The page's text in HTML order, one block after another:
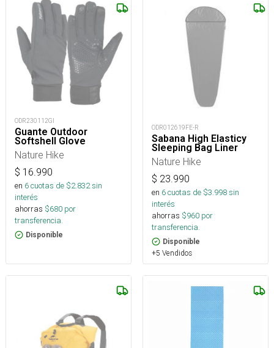
ODR230112GI
Guante Outdoor
Softshell Glove
Nature Hike
$ 16.990
en 6cuotas de $2.832sin
interés
ahorras $680 por
transferencia.
Disponible
ODR012619FE-R
Sabana High Elasticy
Sleeping Bag Liner
Nature Hike
$ 23.990
en 6cuotas de $3.998sin
interés
ahorras $960 por
transferencia.
Disponible
+5 Vendidos